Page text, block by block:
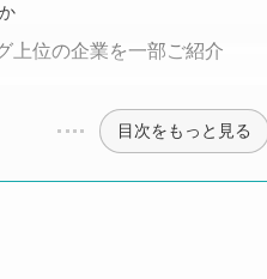
上位の企業を一部ご紹介
目次をもっと見る